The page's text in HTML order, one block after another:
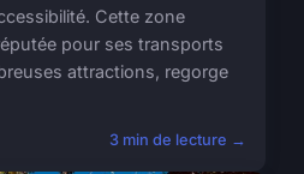
Cette zone
pour ses transports
attractions, regorge
3 min de lecture →